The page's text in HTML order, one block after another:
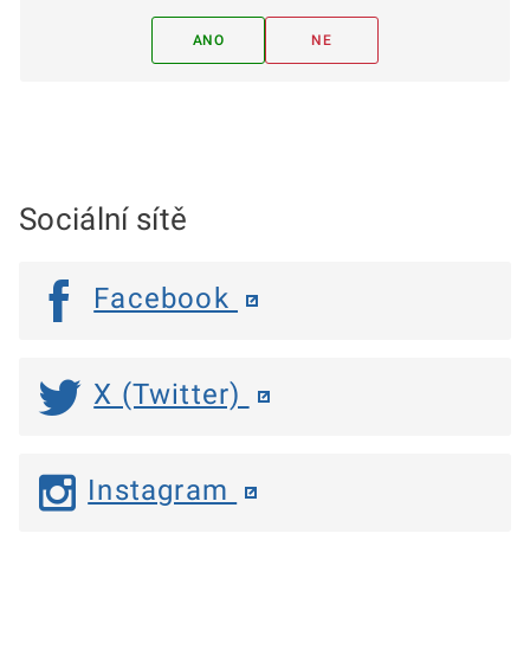
ANO NE
Sociální sítě
Facebook
X (Twitter)
Instagram